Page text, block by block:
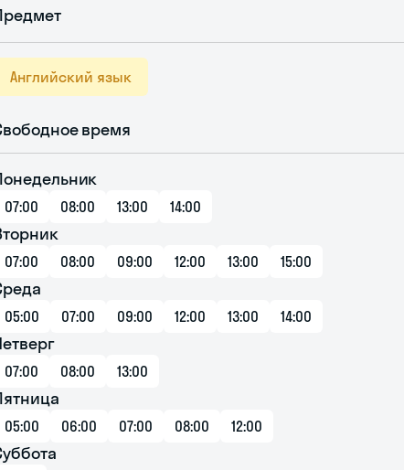
Английский язык
время
07:00 08:00 13:00 14:00
07:00 08:00 09:00 12:00 13:00 15:00
05:00 07:00 09:00 12:00 13:00 14:00
07:00 08:00 13:00
05:00 06:00 07:00 08:00 12:00